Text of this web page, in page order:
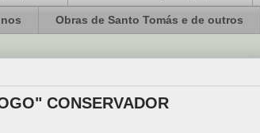
Obras de Santo Tomás e de outros
CONSERVADOR